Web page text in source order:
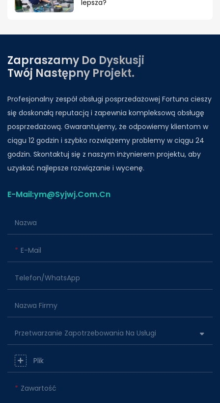
lepsza?
Zapraszamy Do Dyskusji
Twój Następny Projekt.
Profesjonalny zespół obsługi posprzedażowej Fortuna cieszy
się doskonałą reputacją i zapewnia kompleksową obsługę
posprzedażową. Gwarantujemy, że odpowiemy klientom w
ciągu 12 godzin i szybko rozwiążemy problemy w ciągu 24
godzin. Skontaktuj się z naszym inżynierem projektu, aby
uzyskać najlepsze rozwiązanie i wycenę.
E-Mail:ym@Syjwj.Com.Cn
Nazwa
E-Mail
Telefon/WhatsApp
Nazwa Firmy
Przetwarzanie Zapotrzebowania Na Usługi
Plik
Zawartość